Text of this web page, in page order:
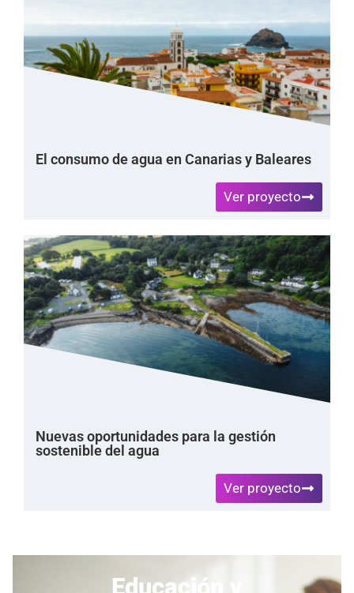
El consumo de agua en Canarias y Baleares
Ver proyecto
Nuevas oportunidades para la gestión
sostenible del agua
Ver proyecto